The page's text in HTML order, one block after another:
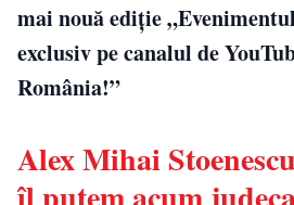
mai nouă ediţie
exclusiv pe canalul de
România!”
Alex Mihai